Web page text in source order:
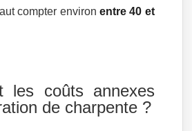
compter environentre 40 et
les coûts annexes
de charpente ?